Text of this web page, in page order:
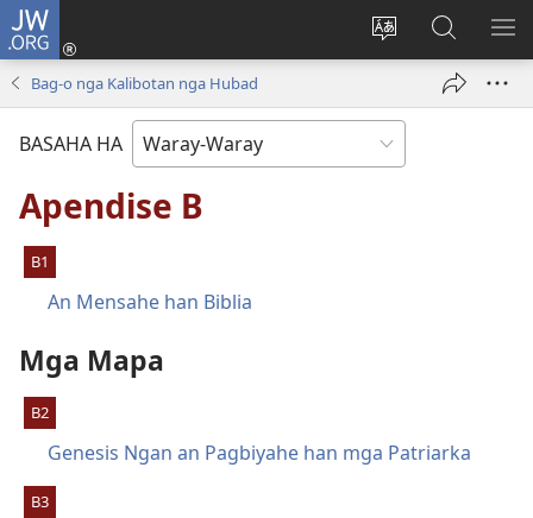
JW.ORG
Balyui
yinaknan
an
site
Pag-
log
new
Pamiling
ha
JW.ORG
Bag-o nga Kalibotan nga Hubad
BASAHA HA
Apendise B
B1
An Mensahe han Biblia
Mga Mapa
B2
Genesis Ngan an Pagbiyahe han mga Patriarka
B3